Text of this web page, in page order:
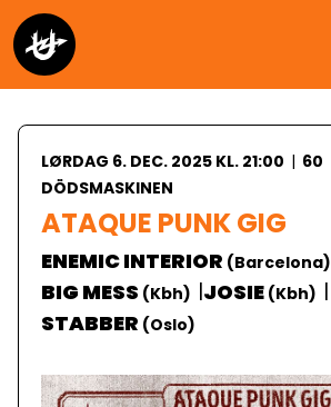
LØRDAG 6. DEC. 2025 KL. 21:00 | 60
DÖDSMASKINEN
ATAQUE PUNK GIG
ENEMIC INTERIOR (Barcelona)
BIG MESS (Kbh) |JOSIE (Kbh) |
STABBER (Oslo)